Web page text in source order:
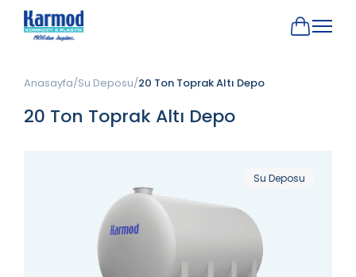
Anasayfa Su Deposu 20 Ton Toprak Altı Depo
20 Ton Toprak Altı Depo
Su Deposu